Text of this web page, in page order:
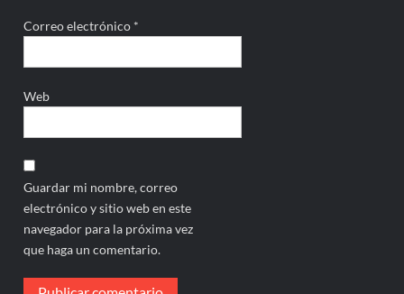
Correo electrónico *
Web
Guardar mi nombre, correo
electrónico y sitio web en este
navegador para la próxima vez
que haga un comentario.